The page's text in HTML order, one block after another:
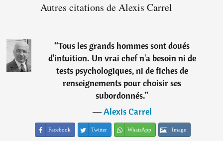
Autres citations de Alexis Carrel
“Tous les grands hommes sont doués
d'intuition. Un vrai chef n'a besoin ni de
tests psychologiques, ni de fiches de
renseignements pour choisir ses
subordonnés.”
―Alexis Carrel
Facebook Twitter WhatsApp Image